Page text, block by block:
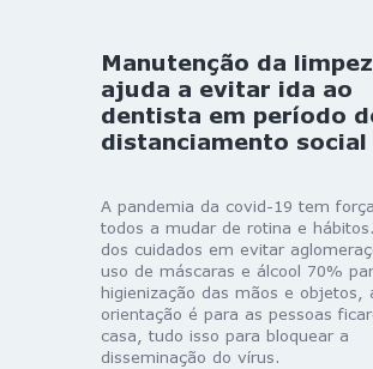
Manutenção da
ajuda a evitar ida ao
dentista em período
distanciamento social
A pandemia da covid-19 tem
todos a mudar de rotina e
dos cuidados em evitar
uso de máscaras e álcool 70%
higienização das mãos e objetos,
orientação é para as pessoas
casa, tudo isso para bloquear a
disseminação do vírus.